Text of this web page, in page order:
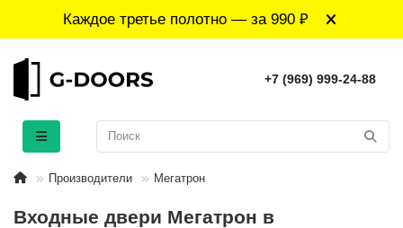
Каждое третье полотно — за 990 ₽
+7 (969) 999-24-88
Производители Мегатрон
Входные двери Мегатрон в